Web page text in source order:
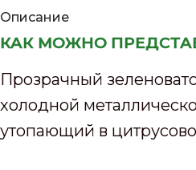
Описание
КАК МОЖНО
Прозрачный
холодной
утопающий в